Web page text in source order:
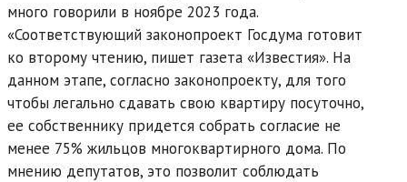
много говорили в ноябре 2023 года.
«Соответствующий законопроект Госдума готовит
ко второму чтению, пишет газета «Известия». На
данном этапе, согласно законопроекту, для того
чтобы легально сдавать свою квартиру посуточно,
ее собственнику придется собрать согласие не
менее 75% жильцов многоквартирного дома. По
мнению депутатов, это позволит соблюдать